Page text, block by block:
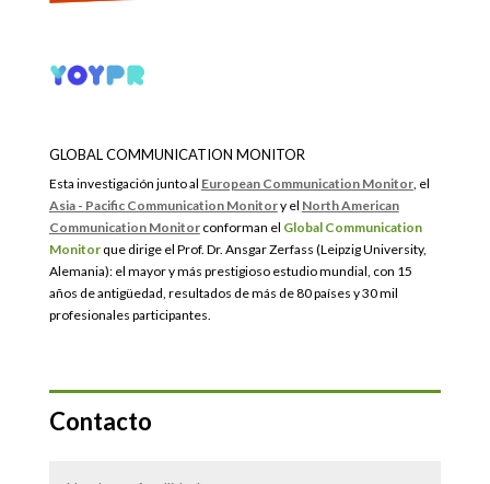
GLOBAL COMMUNICATION MONITOR
Esta investigación junto al European Communication Monitor, el
Asia - Pacific Communication Monitory el North American
Communication Monitorconforman el Global Communication
Monitorque dirige el Prof. Dr. Ansgar Zerfass (Leipzig University,
Alemania): el mayor y más prestigioso estudio mundial, con 15
años de antigüedad, resultados de más de 80 países y 30 mil
profesionales participantes.
Contacto